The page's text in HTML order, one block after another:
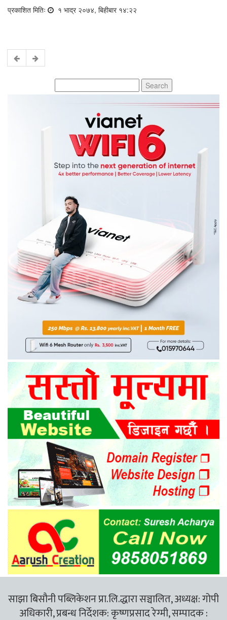
प्रकाशित मितिः १ भाद्र २०७४, बिहीबार १४:२२
for:
साझा बिसौनी पब्लिकेशन प्रा.लि.द्धारा सञ्चालित, अध्यक्ष: गोपी
अधिकारी, प्रबन्ध निर्देशक: कृष्णप्रसाद रेग्मी, सम्पादक :